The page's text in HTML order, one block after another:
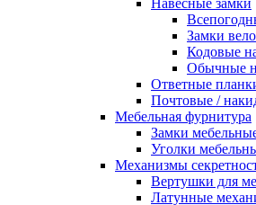
Навесные замки
Замки
Кодовые
Обычные
Ответные
Почтовые /
Мебельная фурнитура
Замки
Уголки
Механизмы
Вертушки для
Латунные